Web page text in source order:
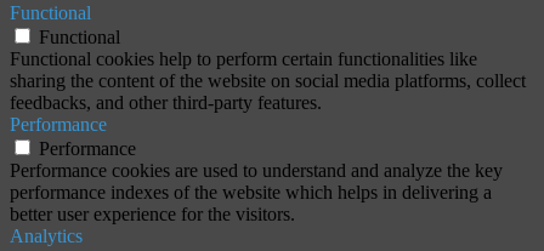
Functional
Functional
Functional cookies help to perform certain functionalities like
sharing the content of the website on social media platforms, collect
feedbacks, and other third-party features.
Performance
Performance
Performance cookies are used to understand and analyze the key
performance indexes of the website which helps in delivering a
better user experience for the visitors.
Analytics